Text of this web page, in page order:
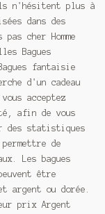
n'hésitent plus à
dans des
cher Homme
Bagues
fantaisie
d'un cadeau
acceptez
afin de vous
des statistiques
de
Les bagues
être
argent ou dorée.
prix Argent